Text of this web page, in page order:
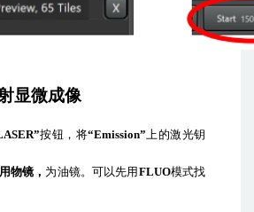
显微成像
按钮，将“Emission” 上的激光钥
物镜， 为油镜。可以先用 FLUO模式找